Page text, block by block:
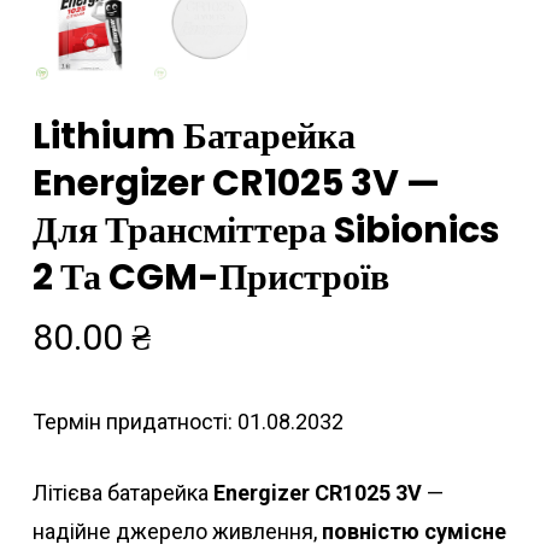
Lithium Батарейка
Energizer CR1025 3V —
Для Трансміттера Sibionics
2 Та CGM-Пристроїв
80.00 ₴
Термін придатності: 01.08.2032
Літієва батарейка Energizer CR1025 3V—
надійне джерело живлення, повністю сумісне